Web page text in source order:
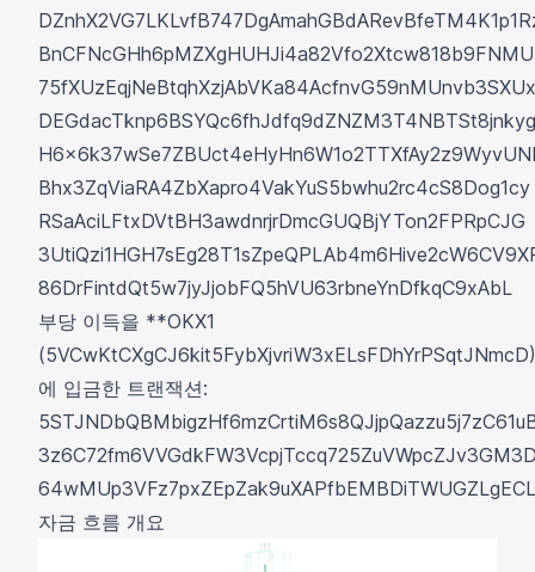
75fXUzEqjNeBtqhXzjAbVKa84AcfnvG59nMUnvb3SXUx
Bhx3ZqViaRA4ZbXapro4VakYuS5bwhu2rc4cS8Dog1cy
RSaAciLFtxDVtBH3awdnrjrDmcGUQBjYTon2FPRpCJG
86DrFintdQt5w7jyJjobFQ5hVU63rbneYnDfkqC9xAbL
부당 이득을 **OKX1
에 입금한 트랜잭션:
자금 흐름 개요